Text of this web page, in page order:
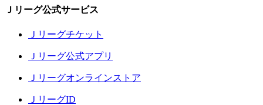
Ｊリーグ公式サービス
Ｊリーグチケット
Ｊリーグ公式アプリ
Ｊリーグオンラインストア
ＪリーグID